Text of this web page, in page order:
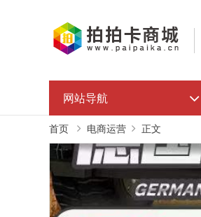
网站导航
首页 电商运营 正文